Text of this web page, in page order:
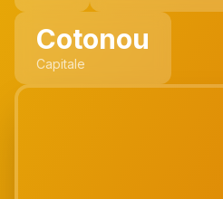
Cotonou
Capitale